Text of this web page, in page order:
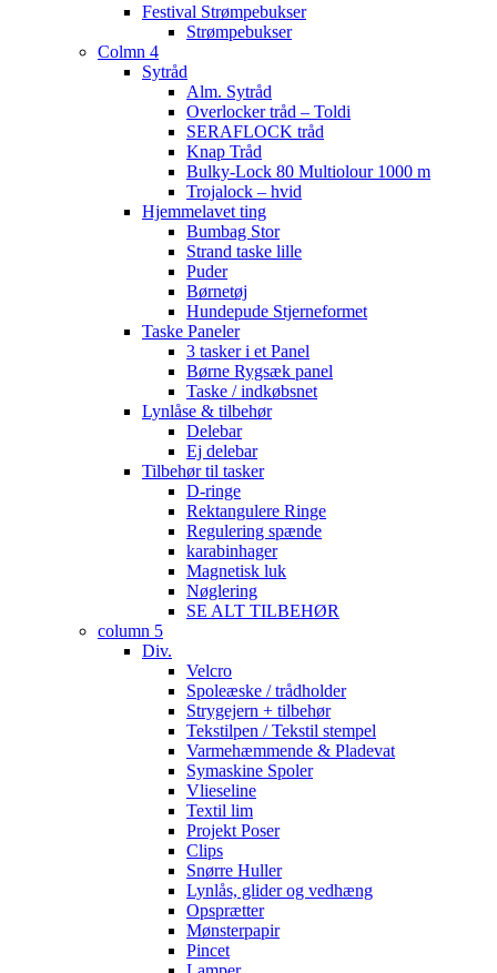
Festival Strømpebukser
Strømpebukser
Colmn 4
Sytråd
Alm. Sytråd
Overlocker tråd – Toldi
SERAFLOCK tråd
Knap Tråd
Bulky-Lock 80 Multiolour 1000 m
Trojalock – hvid
Hjemmelavet ting
Bumbag Stor
Strand taske lille
Puder
Børnetøj
Hundepude Stjerneformet
Taske Paneler
3 tasker i et Panel
Børne Rygsæk panel
Taske / indkøbsnet
Lynlåse & tilbehør
Delebar
Ej delebar
Tilbehør til tasker
D-ringe
Rektangulere Ringe
Regulering spænde
karabinhager
Magnetisk luk
Nøglering
SE ALT TILBEHØR
column 5
Div.
Velcro
Spoleæske / trådholder
Strygejern + tilbehør
Tekstilpen / Tekstil stempel
Varmehæmmende & Pladevat
Symaskine Spoler
Vlieseline
Textil lim
Projekt Poser
Clips
Snørre Huller
Lynlås, glider og vedhæng
Opsprætter
Mønsterpapir
Pincet